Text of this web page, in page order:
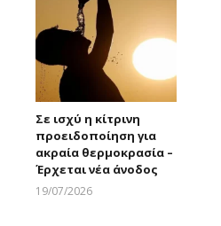
Σε ισχύ η κίτρινη
προειδοποίηση για
ακραία θερμοκρασία –
Έρχεται νέα άνοδος
19/07/2026